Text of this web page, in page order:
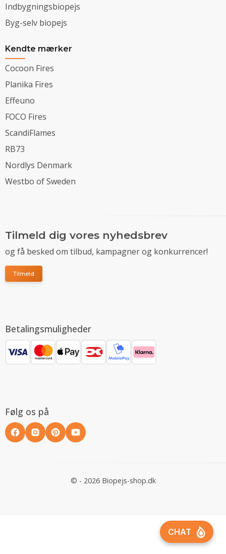
Indbygningsbiopejs
Byg-selv biopejs
Kendte mærker
Cocoon Fires
Planika Fires
Effeuno
FOCO Fires
ScandiFlames
RB73
Nordlys Denmark
Westbo of Sweden
Tilmeld dig vores nyhedsbrev
og få besked om tilbud, kampagner og konkurrencer!
Tilmeld
Betalingsmuligheder
Følg os på
© - 2026 Biopejs-shop.dk